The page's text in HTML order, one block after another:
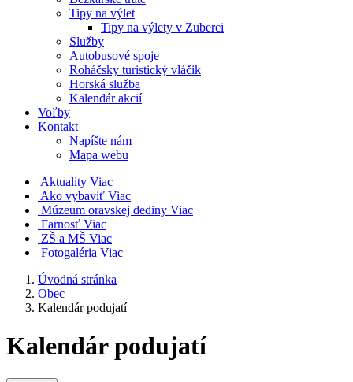
Tipy na výlet
Tipy na výlety v Zuberci
Služby
Autobusové spoje
Roháčsky turistický vláčik
Horská služba
Kalendár akcií
Voľby
Kontakt
Napíšte nám
Mapa webu
Aktuality Viac
Ako vybaviť Viac
Múzeum oravskej dediny Viac
Farnosť Viac
ZŠ a MŠ Viac
Fotogaléria Viac
Úvodná stránka
Obec
Kalendár podujatí
Kalendár podujatí